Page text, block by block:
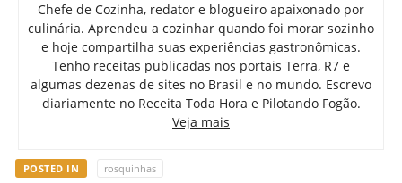
Chefe de Cozinha, redator e blogueiro apaixonado por
culinária. Aprendeu a cozinhar quando foi morar sozinho
e hoje compartilha suas experiências gastronômicas.
Tenho receitas publicadas nos portais Terra, R7 e
algumas dezenas de sites no Brasil e no mundo. Escrevo
diariamente no Receita Toda Hora e Pilotando Fogão.
Veja mais
POSTED IN rosquinhas